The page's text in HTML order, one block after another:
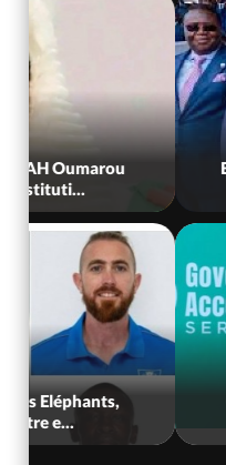
Bénin : L'ancien
Ghana : Kenneth
Défense,